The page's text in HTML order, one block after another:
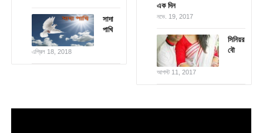
সাদা
পাখি
এপ্রিল 18, 2018
এক দিন
নভে. 19, 2017
সিনিয়র
বৌ
আগস্ট 11, 2017